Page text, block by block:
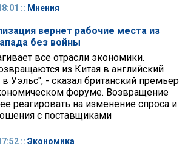
:: Мнения
вернет рабочие места из
без войны
все отрасли экономики.
из Китая в английский
Уэльс", - сказал британский премьер
форуме. Возвращение
реагировать на изменение спроса и
с поставщиками
:: Экономика